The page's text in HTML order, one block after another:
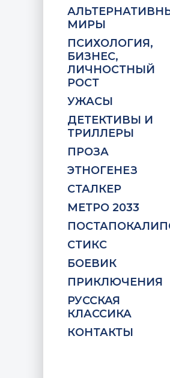
МИРЫ
ПСИХОЛОГИЯ,
БИЗНЕС,
ЛИЧНОСТНЫЙ
РОСТ
УЖАСЫ
ДЕТЕКТИВЫ И
ТРИЛЛЕРЫ
ПРОЗА
ЭТНОГЕНЕЗ
СТАЛКЕР
МЕТРО 2033
СТИКС
БОЕВИК
ПРИКЛЮЧЕНИЯ
РУССКАЯ
КЛАССИКА
КОНТАКТЫ